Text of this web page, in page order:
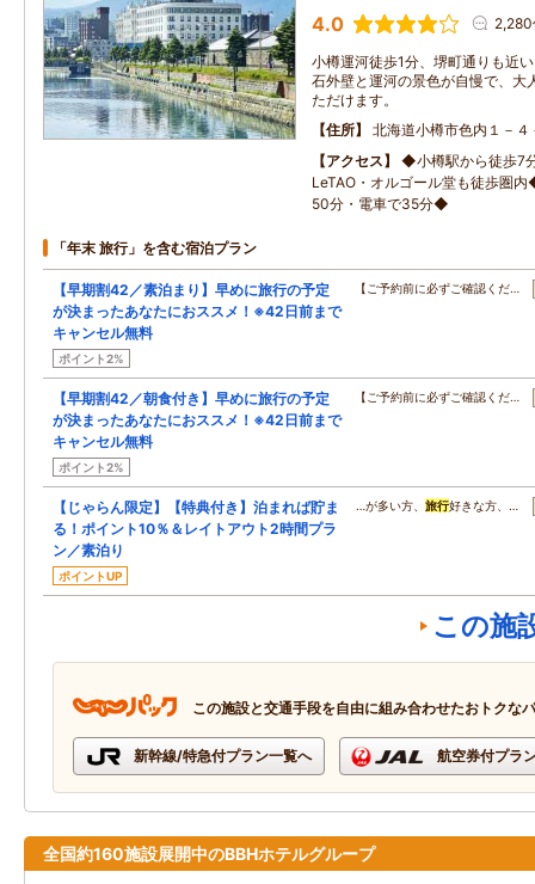
4.0
小樽運河徒歩1分、堺町通りも近
石外壁と運河の景色が自慢で、大
ただけます。
住所
北海道小樽市色内１－４
アクセス
◆小樽駅から徒歩7
LeTAO・オルゴール堂も徒歩圏
50分・電車で35分◆
「年末 旅行」を含む宿泊プラン
【早期割42／素泊まり】早めに旅行の予定
が決まったあなたにおススメ！※42日前まで
キャンセル無料
ポイント2%
【ご予約前に必ずご確認くだ…
【早期割42／朝食付き】早めに旅行の予定
が決まったあなたにおススメ！※42日前まで
キャンセル無料
ポイント2%
【ご予約前に必ずご確認くだ…
【じゃらん限定】【特典付き】泊まれば貯ま
る！ポイント10％＆レイトアウト2時間プラ
ン／素泊り
ポイントUP
…が多い方、 旅行好きな方、…
この施
この施設と交通手段を自由に組み合わせたおトクな
新幹線/特急付プラン一覧へ 航空券付プラ
全国約160施設展開中のBBHホテルグループ